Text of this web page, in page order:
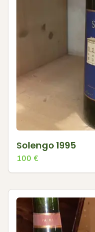
Solengo 1995
100 €